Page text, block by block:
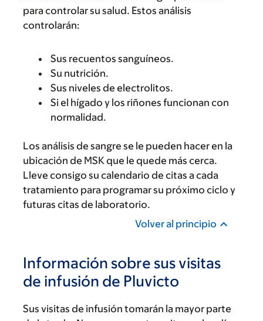
para controlar su salud. Estos análisis
controlarán:
Sus recuentos sanguíneos.
Su nutrición.
Sus niveles de electrolitos.
Si el hígado y los riñones funcionan con
normalidad.
Los análisis de sangre se le pueden hacer en la
ubicación de MSK que le quede más cerca.
Lleve consigo su calendario de citas a cada
tratamiento para programar su próximo ciclo y
futuras citas de laboratorio.
Volver al principio
Información sobre sus visitas
de infusión de Pluvicto
Sus visitas de infusión tomarán la mayor parte